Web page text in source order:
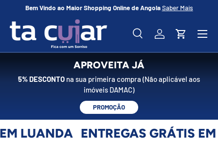
Bem Vindo ao Maior Shopping Online de Angola Saber Mais
Pesquisar
PesquisarIniciar sessão
Carrinho
APROVEITA JÁ
5% DESCONTO na sua primeira compra (Não aplicável aos
imóveis DAMAC)
PROMOÇÃO
LUANDA ENTREGAS GRÁTIS